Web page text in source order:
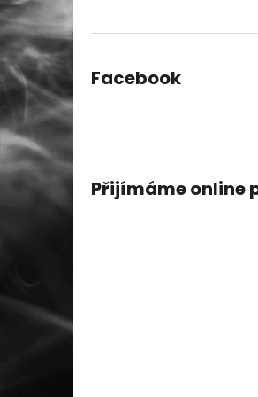
Facebook
Přijímáme online